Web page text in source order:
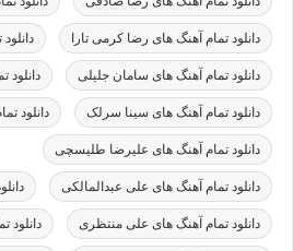
دانلود تمام آهنگ های رضا کرمی تارا
دانلود تمام آهنگ های سامان جلیلی دانلود
دانلود تمام آهنگ های سینا سرلک دانلود
دانلود تمام آهنگ های علیرضا طلیسچی
دانلود تمام آهنگ های علی عبدالمالکی
دانلود تمام آهنگ های علی منتظری دانلود